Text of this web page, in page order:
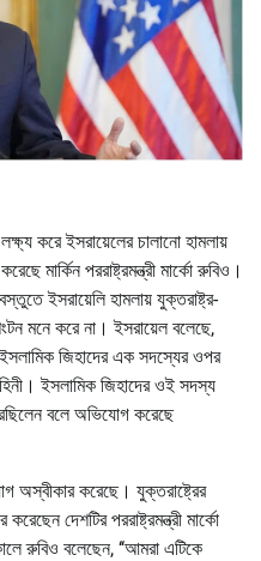
করে ইসরায়েলের চালানো হামলায়
মার্কিন পররাষ্ট্রমন্ত্রী মার্কো রুবিও।
ইসরায়েলি হামলায় যুক্তরাষ্ট্র-
মনে করে না। ইসরায়েল বলেছে,
জিহাদের এক সদস্যের ওপর
ইসলামিক জিহাদের ওই সদস্য
বলে অভিযোগ করেছে
অস্বীকার করেছে। যুক্তরাষ্ট্রের
দেশটির পররাষ্ট্রমন্ত্রী মার্কো
রুবিও বলেছেন, ‘‘আমরা এটিকে